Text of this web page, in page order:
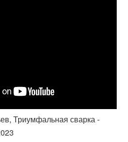
Триумфальная сварка -